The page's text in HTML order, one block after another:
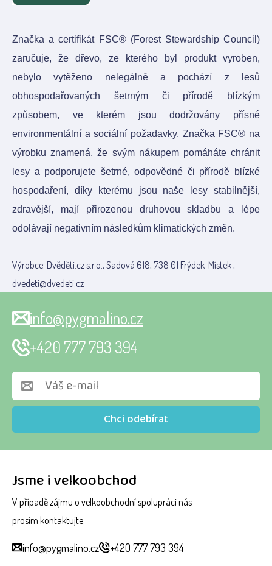
Značka a certifikát FSC® (Forest Stewardship Council)
zaručuje, že dřevo, ze kterého byl produkt vyroben,
nebylo vytěženo nelegálně a pochází z lesů
obhospodařovaných šetrným či přírodě blízkým
způsobem, ve kterém jsou dodržovány přísné
environmentální a sociální požadavky. Značka FSC® na
výrobku znamená, že svým nákupem pomáháte chránit
lesy a podporujete šetrné, odpovědné či přírodě blízké
hospodaření, díky kterému jsou naše lesy stabilnější,
zdravější, mají přirozenou druhovou skladbu a lépe
odolávají negativním následkům klimatických změn.
Výrobce: Dvěděti.cz s.r.o., Sadová 618, 738 01 Frýdek-Místek ,
dvedeti@dvedeti.cz
Jsme i velkoobchod
V případě zájmu o velkoobchodní spolupráci nás
prosím kontaktujte.
info@pygmalino.cz +420 777 793 394
Chci odebírat
info@pygmalino.cz
+420 777 793 394